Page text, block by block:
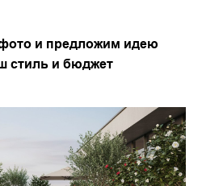
и предложим идею
стиль и бюджет